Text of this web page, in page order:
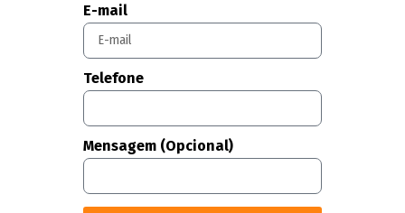
E-mail
Telefone
Mensagem (Opcional)